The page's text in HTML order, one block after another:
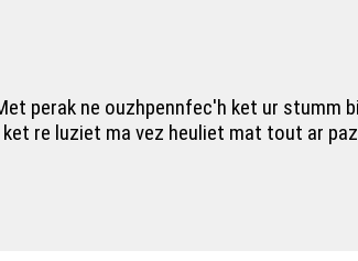
perak ne ouzhpennfec'h ket ur stumm
re luziet ma vez heuliet mat tout ar